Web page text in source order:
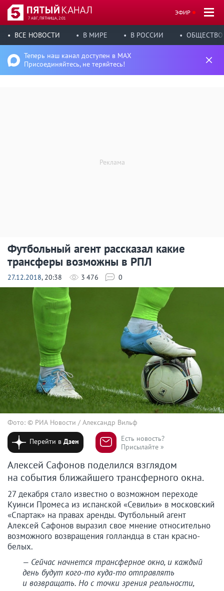
7 АВГ, ПЯТНИЦА, 2:01
ЭФИР
ВСЕ НОВОСТИ В МИРЕ В РОССИИ ОБЩЕСТВО
Теперь наш канал доступен в MAX
Присоединяйтесь, не теряйтесь!
Футбольный агент рассказал какие
трансферы возможны в РПЛ
27.12.2018, 20:38 3 476 0
Фото: © РИА Новости / Александр Вильф
Перейти вДзен
Есть новость?
Присылайте »
Алексей Сафонов поделился взглядом
на события ближайшего трансферного окна.
27 декабря стало известно о возможном переходе
Куинси Промеса из испанской «Севильи» в московский
«Спартак» на правах аренды. Футбольный агент
Алексей Сафонов выразил свое мнение относительно
возможного возвращения голландца в стан красно-
белых.
— Сейчас начнется трансферное окно, и каждый
день будут кого-то куда-то отправлять
и возвращать. Но с точки зрения реальности,